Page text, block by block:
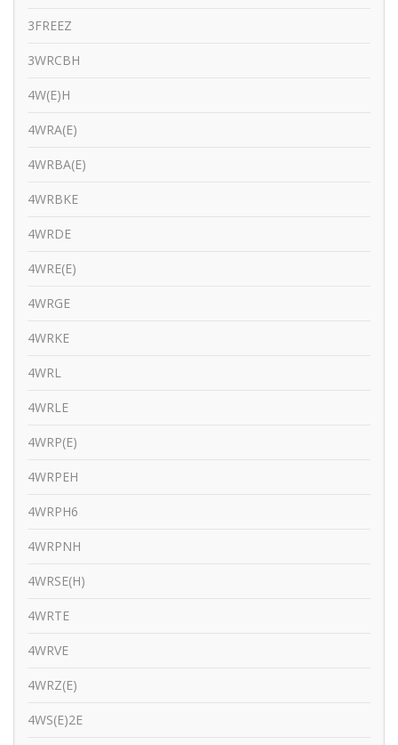
3FREEZ
3WRCBH
4W(E)H
4WRA(E)
4WRBA(E)
4WRBKE
4WRDE
4WRE(E)
4WRGE
4WRKE
4WRL
4WRLE
4WRP(E)
4WRPEH
4WRPH6
4WRPNH
4WRSE(H)
4WRTE
4WRVE
4WRZ(E)
4WS(E)2E